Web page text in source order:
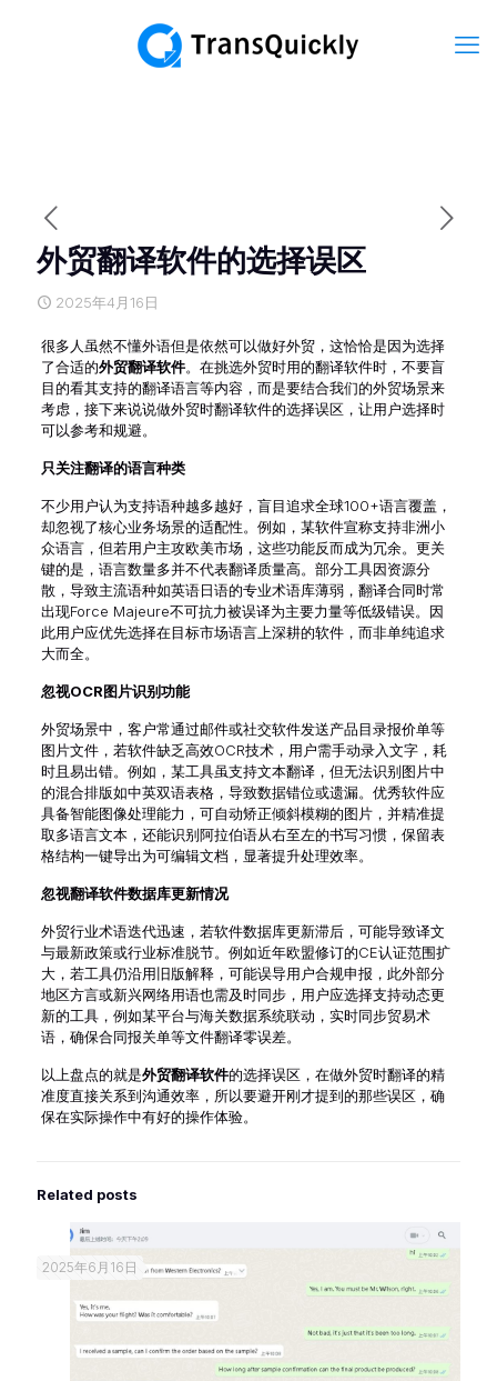
外贸翻译软件的选择误区
2025年4月16日
很多人虽然不懂外语但是依然可以做好外贸，这恰恰是因为选择
了合适的外贸翻译软件。在挑选外贸时用的翻译软件时，不要盲
目的看其支持的翻译语言等内容，而是要结合我们的外贸场景来
考虑，接下来说说做外贸时翻译软件的选择误区，让用户选择时
可以参考和规避。
只关注翻译的语言种类
不少用户认为支持语种越多越好，盲目追求全球100+语言覆盖，
却忽视了核心业务场景的适配性。例如，某软件宣称支持非洲小
众语言，但若用户主攻欧美市场，这些功能反而成为冗余。更关
键的是，语言数量多并不代表翻译质量高。部分工具因资源分
散，导致主流语种如英语日语的专业术语库薄弱，翻译合同时常
出现Force Majeure不可抗力被误译为主要力量等低级错误。因
此用户应优先选择在目标市场语言上深耕的软件，而非单纯追求
大而全。
忽视OCR图片识别功能
外贸场景中，客户常通过邮件或社交软件发送产品目录报价单等
图片文件，若软件缺乏高效OCR技术，用户需手动录入文字，耗
时且易出错。例如，某工具虽支持文本翻译，但无法识别图片中
的混合排版如中英双语表格，导致数据错位或遗漏。优秀软件应
具备智能图像处理能力，可自动矫正倾斜模糊的图片，并精准提
取多语言文本，还能识别阿拉伯语从右至左的书写习惯，保留表
格结构一键导出为可编辑文档，显著提升处理效率。
忽视翻译软件数据库更新情况
外贸行业术语迭代迅速，若软件数据库更新滞后，可能导致译文
与最新政策或行业标准脱节。例如近年欧盟修订的CE认证范围扩
大，若工具仍沿用旧版解释，可能误导用户合规申报，此外部分
地区方言或新兴网络用语也需及时同步，用户应选择支持动态更
新的工具，例如某平台与海关数据系统联动，实时同步贸易术
语，确保合同报关单等文件翻译零误差。
以上盘点的就是外贸翻译软件的选择误区，在做外贸时翻译的精
准度直接关系到沟通效率，所以要避开刚才提到的那些误区，确
保在实际操作中有好的操作体验。
Related posts
2025年6月16日